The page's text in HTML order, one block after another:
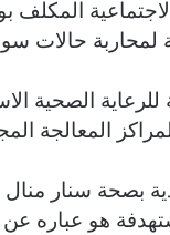
المكلف
لمحاربة حالات
للرعاية
لمراكز
بصحة سنار منال